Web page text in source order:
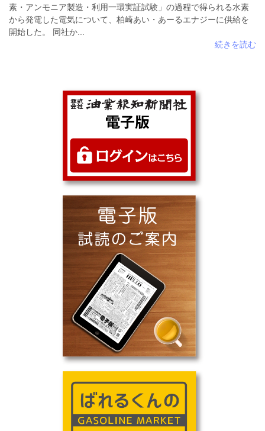
素・アンモニア製造・利用一環実証試験」の過程で得られる水素
から発電した電気について、柏崎あい・あーるエナジーに供給を
開始した。 同社か...
続きを読む